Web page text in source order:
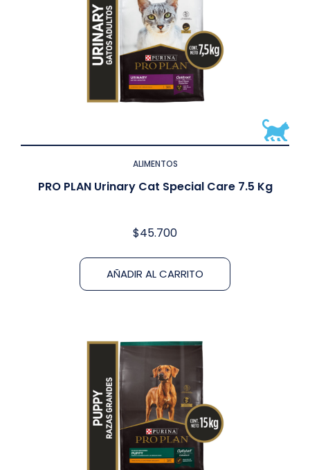
ALIMENTOS
PRO PLAN Urinary Cat Special Care 7.5 Kg
$45.700
AÑADIR AL CARRITO